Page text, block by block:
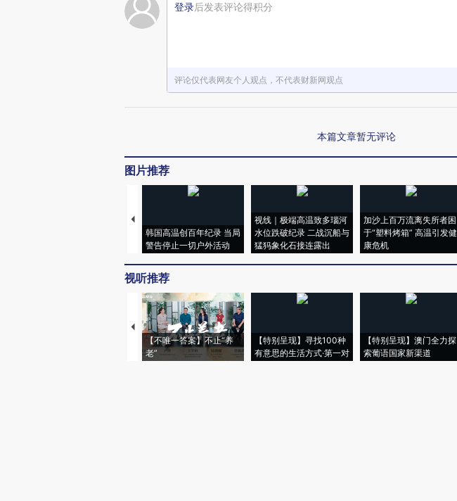
登录后发表评论得积分
评论仅代表网友个人观点，不代表财新网观点
本篇文章暂无评论
图片推荐
韩国高温创百年纪录 当局
警告停止一切户外活动
视线｜极端高温致多瑙河
水位跌破纪录 二战沉船与
猛犸象化石接连露出
加沙上百万流离失所者困
于“塑料烤箱” 高温引发健
康危机
视听推荐
【不唯一答案】不止“养
老”
【特别呈现】寻找100种
有意思的生活方式·第一对
【特别呈现】澳门全力探
索葡语国家新渠道